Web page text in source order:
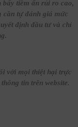
tiềm ẩn rủi ro cao,
cần tự đánh giá mức
định đầu tư và chỉ
với mọi thiệt hại trực
tin trên website.